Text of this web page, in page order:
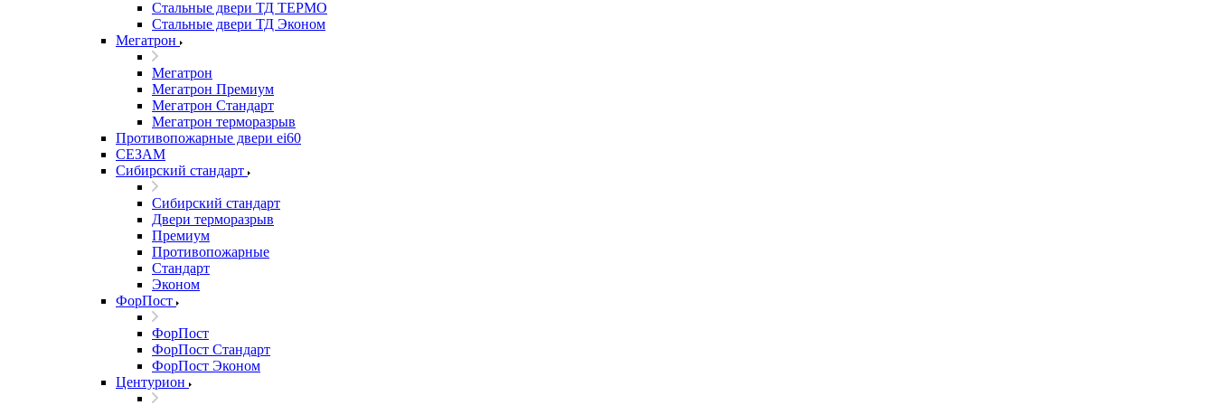
Стальные двери ТД ТЕРМО
Стальные двери ТД Эконом
Мегатрон
Мегатрон
Мегатрон Премиум
Мегатрон Стандарт
Мегатрон терморазрыв
Противопожарные двери ei60
СЕЗАМ
Сибирский стандарт
Сибирский стандарт
Двери терморазрыв
Премиум
Противопожарные
Стандарт
Эконом
ФорПост
ФорПост
ФорПост Стандарт
ФорПост Эконом
Центурион